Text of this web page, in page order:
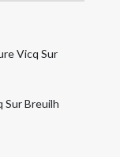
Vicq Sur
Breuilh